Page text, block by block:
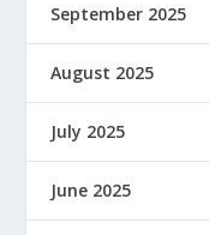
September 2025
August 2025
July 2025
June 2025